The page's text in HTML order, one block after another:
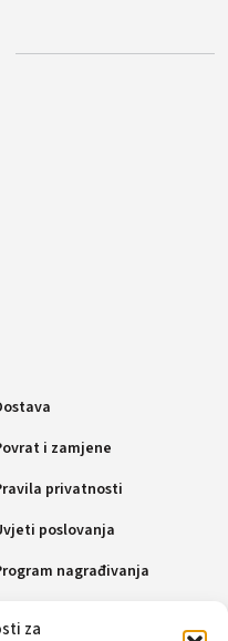
za
i zamjene
privatnosti
poslovanja
nagrađivanja